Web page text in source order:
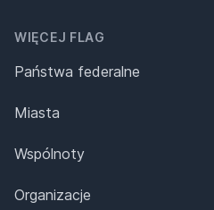
WIĘCEJ FLAG
Państwa federalne
Miasta
Wspólnoty
Organizacje